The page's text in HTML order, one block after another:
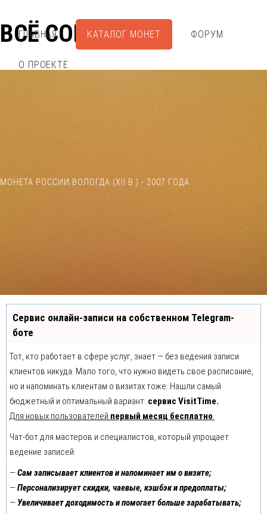
ВСЁ СОБРАЛ
ГЛАВНАЯ КАТАЛОГ МОНЕТ ФОРУМ
О ПРОЕКТЕ
МОНЕТА РОССИИ ВОЛОГДА (XII В.) - 2007 ГОДА
Сервис онлайн-записи на собственном Telegram-
боте
Тот, кто работает в сфере услуг, знает — без ведения записи
клиентов никуда. Мало того, что нужно видеть свое расписание,
но и напоминать клиентам о визитах тоже. Нашли самый
бюджетный и оптимальный вариант: сервис VisitTime.
Для новых пользователей первый месяц бесплатно.
Чат-бот для мастеров и специалистов, который упрощает
ведение записей:
—Сам записывает клиентов и напоминает им о визите;
—Персонализирует скидки, чаевые, кэшбэк и предоплаты;
— Увеличивает доходимость и помогает больше зарабатывать;